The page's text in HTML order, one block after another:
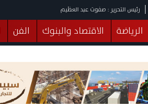
رئيس التحرير : صفوت عبد العظيم
الرياضة الاقتصاد والبنوك الفن
صحة الثقافة خدمات منوعات